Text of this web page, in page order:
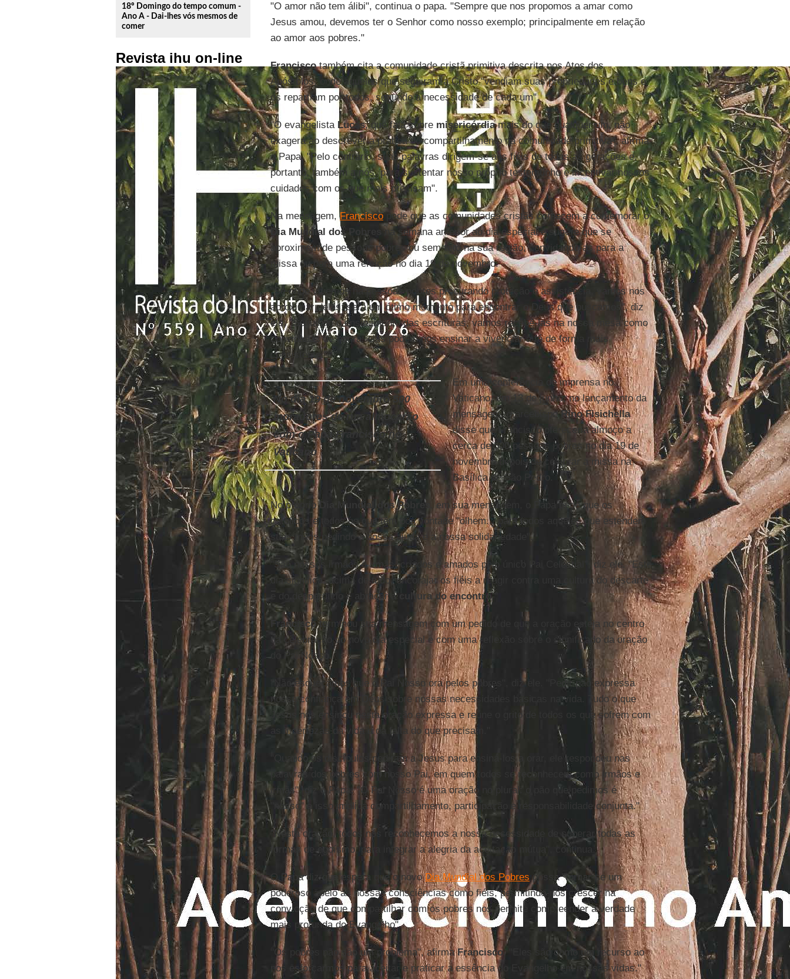
18º Domingo do tempo comum -
Ano A - Dai-lhes vós mesmos de
comer
Revista ihu on-line
"O amor não tem álibi", continua o papa. "Sempre que nos propomos a amar como
Jesus amou, devemos ter o Senhor como nosso exemplo; principalmente em relação
ao amor aos pobres."
Franciscotambém cita a comunidade cristã primitiva descrita nos Atos dos
Apóstolos, onde aqueles que seguiram a Cristo "vendiam suas propriedades e bens e
os repartiam por todos, segundo a necessidade de cada um".
"O evangelista Lucas, que fala sobre misericórdiamais do que qualquer um, não
exagera ao descrever a prática do compartilhamento na comunidade primitiva", afirma
o Papa. "Pelo contrário, suas palavras dirigem-se aos fiéis de todas as gerações e,
portanto, também a nós, para sustentar nosso próprio testemunho e incentivar nossos
cuidados com os que mais precisam".
Na mensagem,Franciscopede que as comunidades cristãs comecem a comemorar o
Dia Mundial dos Pobres
na semana anterior ao dia especial e sugere que se
aproximem de pessoas pobres ou sem-teto na sua região, convidando-as para a
missa ou para uma refeição no dia 19 de novembro.
"Se onde vivemos há pessoas pobres procurando proteção e assistência, vamos nos
aproximar delas: será um ótimo momento para encontrar o Deus que buscamos", diz
ele. "Seguindo o ensinamento das escrituras, vamos recebê-las na nossa mesa como
convidadas de honra; elas podem nos ensinar a vivenciar a fé de forma mais
consistente."
No dia 19 de novembro 500
moradores de rua almoçarão
com o Papa Francisco no
Vaticano
Em uma conferência de imprensa no
Vaticano, em 13 de junho, no lançamento da
mensagem, o arcebispoRino Fisichella
disse que Francisco ofereceria almoço a
cerca de 500 pessoas pobres no dia 19 de
novembro depois de celebrar a missa na
Basílica de São Pedro.
No próprioDia Mundial dos Pobres
, em sua mensagem, o Papa pede que os
católicos e todos os que têm boa vontade "olhem... para todos aqueles que estendem
suas mãos pedindo a nossa ajuda e a nossa solidariedade".
"São nossos irmãos e irmãs, criados e amados pelo único Pai Celestial", diz ele. "Este
dia significa, acima de tudo, encorajar os fiéis a reagir contra uma cultura do descarte
e do desperdício e abraçar a
cultura do encontro."
Franciscoterminou sua mensagem com um pedido de que a oração esteja no centro
da celebração do novo dia especial e com uma reflexão sobre o significado da oração
do Pai Nosso.
"Não esqueçamos que o Pai Nosso ora pelos pobres", diz ele. "Pedir pão expressa
nossa confiança em Deus sobre nossas necessidades básicas na vida. Tudo o que
Jesus nos ensinou nesta oração expressa e reúne o grito de todos os que sofrem com
as incertezas da vida e da falta do que precisam."
"Quando os discípulos pediram a Jesus para ensiná-los a orar, ele respondeu nas
palavras dos pobres com nosso Pai, em quem todos se reconhecem como irmãos e
irmãs", diz o Papa. "O Pai Nosso é uma oração no plural: o pão que pedimos é
"nosso" e isso implica compartilhamento, participação e responsabilidade conjunta."
"Nesta oração, todos nós reconhecemos a nossa necessidade de superar todas as
formas de egoísmo, para integrar a alegria da aceitação mútua", continua.
O Papa diz que espera que o novoDia Mundial dos Pobres possa "tornar-se um
poderoso apelo às nossas consciências como fiéis, permitindo-nos crescer na
convicção de que compartilhar com os pobres nos permite compreender a verdade
mais profunda do Evangelho".
"Os pobres não são um problema", afirmaFrancisco. "Eles são como um recurso ao
nos esforçarmos para aceitar e praticar a essência do Evangelho em nossas vidas."